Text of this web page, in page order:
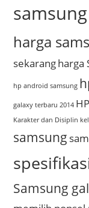
samsung
harga
sekarangharga
hp android samsung
galaxy terbaru 2014
Karakter dan Disiplin
samsung
Samsung